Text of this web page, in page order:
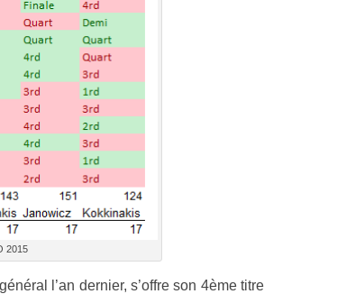
2015
l’an de­rni­er, s’offre son 4ème titre